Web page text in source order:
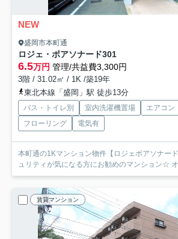
NEW
盛岡市本町通
ロジェ・ボアソナード301
6.5万円 管理/共益費3,300円
3階 / 31.02㎡ / 1K /築19年
東北本線「盛岡」駅 徒歩13分
バス・トイレ別 室内洗濯機置場 エアコン
フローリング
電気有
本町通の1Kマンション物件【ロジェボアソナード】 独立洗面所や
ュリティが気になる方にお勧めのマンション☆
賃貸マンション